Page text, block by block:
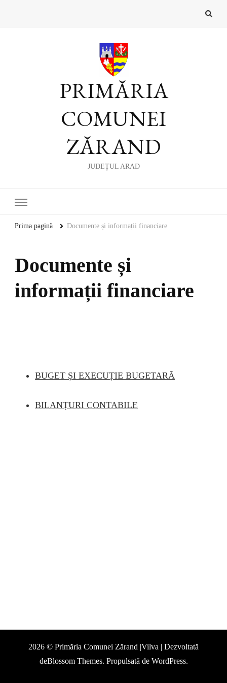
PRIMĂRIA
COMUNEI
ZĂRAND
JUDEȚUL ARAD
Prima pagină Documente și informații financiare
Documente și
informații financiare
BUGET ȘI EXECUȚIE BUGETARĂ
BILANȚURI CONTABILE
2026 © Primăria Comunei Zărand |Vilva | Dezvoltată
deBlossom Themes. Propulsată de WordPress.